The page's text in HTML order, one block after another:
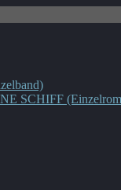
SCHIFF